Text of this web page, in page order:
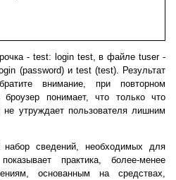
- test: login test, в файле tuser -
(password) и test (test). Результат
внимание, при повторном
понимает, что только что
утруждает пользователя лишним
набор сведений, необходимых для
практика, более-менее
основанным на средствах,